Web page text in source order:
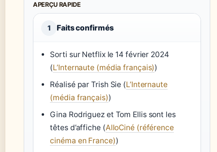
APERÇU RAPIDE
1 Faits confirmés
Sorti sur Netflix le 14 février 2024
(L’Internaute (média français))
Réalisé par Trish Sie (L’Internaute
(média français))
Gina Rodriguez et Tom Ellis sont les
têtes d’affiche (AlloCiné (référence
cinéma en France))